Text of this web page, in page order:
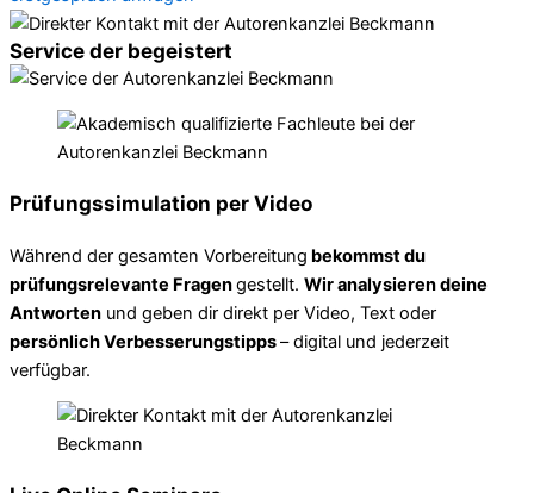
Service der begeistert
Prüfungssimulation per Video
Während der gesamten Vorbereitung bekommst du
prüfungsrelevante Fragengestellt. Wir analysieren deine
Antworten und geben dir direkt per Video, Text oder
persönlich Verbesserungstipps– digital und jederzeit
verfügbar.